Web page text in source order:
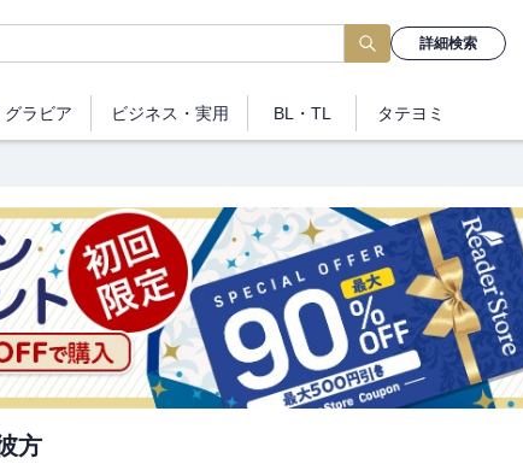
詳細検索
グラビア ビジネス ・実用 BL・TL タテヨミ
方